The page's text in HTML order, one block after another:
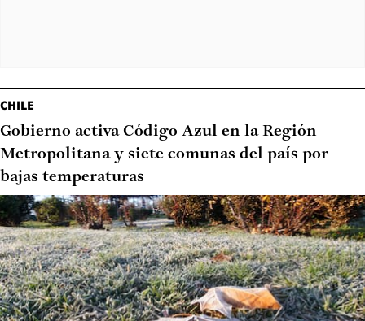
CHILE
Gobierno activa Código Azul en la Región
Metropolitana y siete comunas del país por
bajas temperaturas